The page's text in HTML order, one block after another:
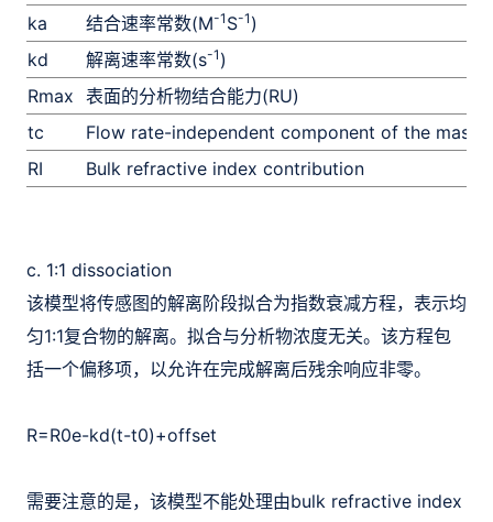
ka
结合速率常数(M-1 S-1 )
kd
解离速率常数(s-1 )
Rmax 表面的分析物结合能力(RU)
tc
Flow rate-independent component of the mass
RI
Bulk refractive index contribution
c. 1:1 dissociation
该模型将传感图的解离阶段拟合为指数衰减方程，表示均
匀1:1复合物的解离。拟合与分析物浓度无关。该方程包
括一个偏移项，以允许在完成解离后残余响应非零。
R=R0e-kd(t-t0)+offset
需要注意的是，该模型不能处理由bulk refractive index